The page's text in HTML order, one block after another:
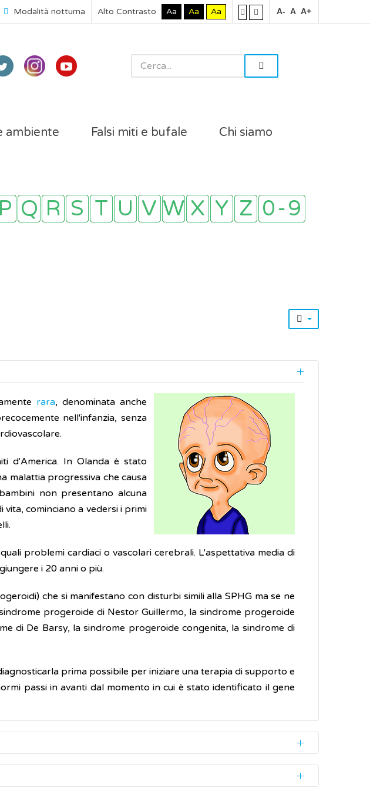
Modalità notturna Alto Contrasto Aa Aa Aa A- A A+
ambiente Falsi miti e bufale Chi siamo
rara, denominata anche
nell'infanzia, senza
d'America. In Olanda è stato
malattia progressiva che causa
non presentano alcuna
cominciano a vedersi i primi
problemi cardiaci o vascolari cerebrali. L'aspettativa media di
i 20 anni o più.
che si manifestano con disturbi simili alla SPHG ma se ne
progeroide di Nestor Guillermo, la sindrome progeroide
di De Barsy, la sindrome progeroide congenita, la sindrome di
prima possibile per iniziare una terapia di supporto e
passi in avanti dal momento in cui è stato identificato il gene
di Hutchinson-Gilford (SPHG) rallenta notevolmente ma lo